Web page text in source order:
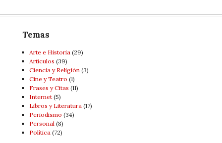
Temas
Arte e Historia (29)
Artí­culos (39)
Ciencia y Religión (3)
Cine y Teatro (1)
Frases y Citas (11)
Internet(5)
Libros y Literatura (17)
Periodismo (34)
Personal (8)
Política (72)